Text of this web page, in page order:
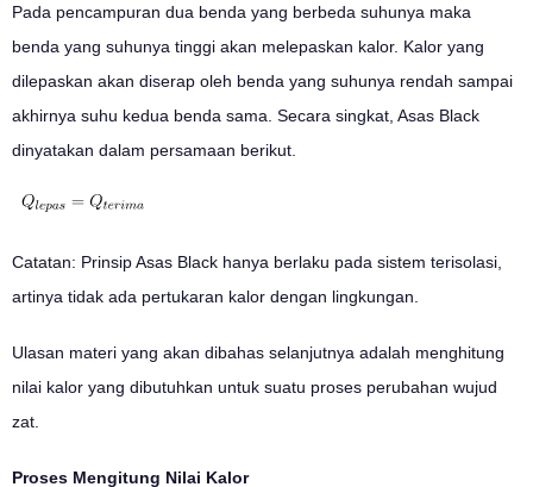
Pada pencampuran dua benda yang berbeda suhunya maka
benda yang suhunya tinggi akan melepaskan kalor. Kalor yang
dilepaskan akan diserap oleh benda yang suhunya rendah sampai
akhirnya suhu kedua benda sama. Secara singkat, Asas Black
dinyatakan dalam persamaan berikut.
Catatan: Prinsip Asas Black hanya berlaku pada sistem terisolasi,
artinya tidak ada pertukaran kalor dengan lingkungan.
Ulasan materi yang akan dibahas selanjutnya adalah menghitung
nilai kalor yang dibutuhkan untuk suatu proses perubahan wujud
zat.
Proses Mengitung Nilai Kalor